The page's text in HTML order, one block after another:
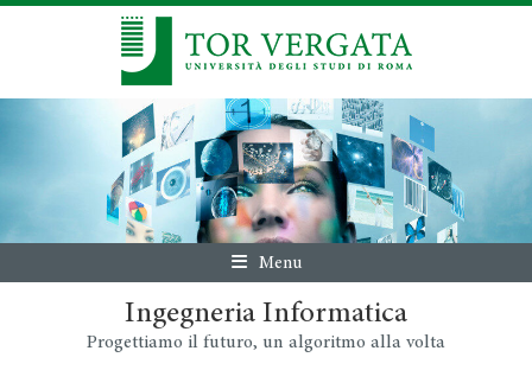
Menu
Ingegneria Informatica
Progettiamo il futuro, un algoritmo alla volta